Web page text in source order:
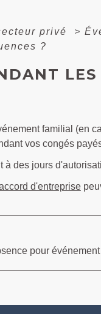
privé >
?
LES
familial (en
vos congés
des jours
d'entreprise
pour